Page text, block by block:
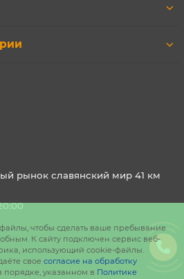
чтобы сделать ваше пребывание
К cайту подключен сервис веб-
использующий cookie-файлы.
свое согласие на обработку
порядке, указанном в Политике
рынок славянский мир 41 км